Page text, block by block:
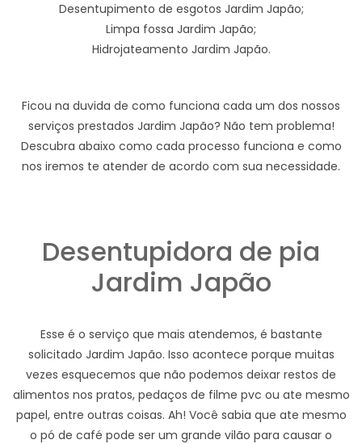
Desentupimento de esgotos Jardim Japão;
Limpa fossa Jardim Japão;
Hidrojateamento Jardim Japão.
Ficou na duvida de como funciona cada um dos nossos
serviços prestados Jardim Japão? Não tem problema!
Descubra abaixo como cada processo funciona e como
nos iremos te atender de acordo com sua necessidade.
Desentupidora de pia
Jardim Japão
Esse é o serviço que mais atendemos, é bastante
solicitado Jardim Japão. Isso acontece porque muitas
vezes esquecemos que não podemos deixar restos de
alimentos nos pratos, pedaços de filme pvc ou ate mesmo
papel, entre outras coisas. Ah! Você sabia que ate mesmo
o pó de café pode ser um grande vilão para causar o